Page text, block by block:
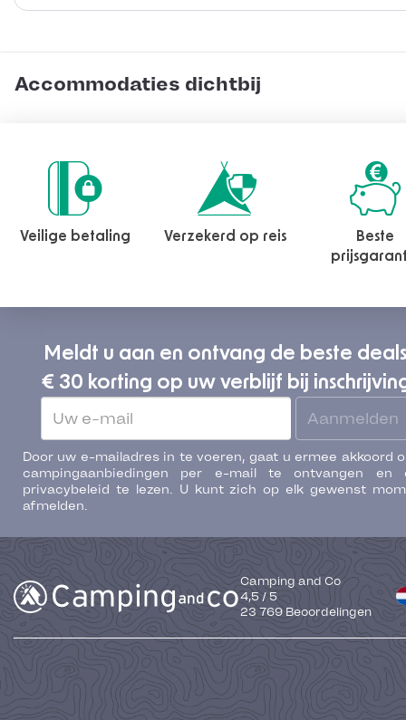
Accommodaties dichtbij
Veilige betaling Verzekerd op reis
Beste
Meldt u aan en ontvang de beste deals
€ 30 korting op uw verblijf bij
Aanmelden
Door uw e-mailadres in te voeren, gaat u ermee akkoord
campingaanbiedingen per e-mail te ontvangen en
privacybeleid te lezen. U kunt zich op elk gewenst
afmelden.
Camping and Co
4,5/5
23 769Beoordelingen